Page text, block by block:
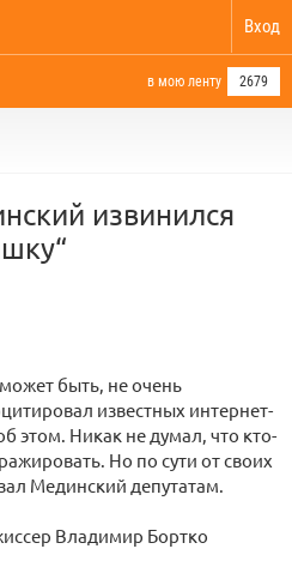
Вход
в мою ленту 2679
извинился
быть, не очень
известных интернет-
этом. Никак не думал, что кто-
Но по сути от своих
Мединский депутатам.
Владимир Бортко